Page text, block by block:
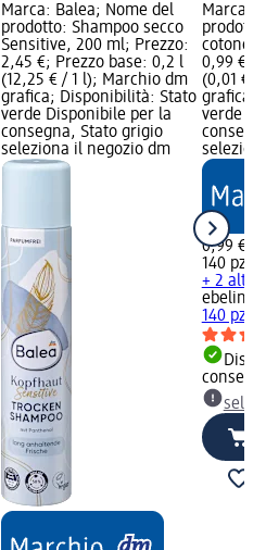
Marca: Balea; Nome del
prodotto: Shampoo secco
Sensitive, 200 ml; Prezzo:
2,45 €; Prezzo base: 0,2 l
(12,25 € / 1 l); Marchio dm
grafica; Disponibilità: Stato
verde Disponibile per la
consegna, Stato grigio
seleziona il negozio dm
Marca:
cotone,
0,99 €;
(0,01 € /
grafica;
verde
0,99 €
140 pz
+ 2 altre
ebelin
140 pz